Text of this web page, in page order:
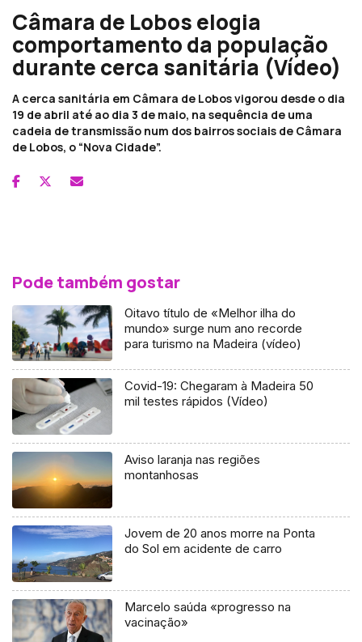
Câmara de Lobos elogia
comportamento da população
durante cerca sanitária (Vídeo)
A cerca sanitária em Câmara de Lobos vigorou desde o dia
19 de abril até ao dia 3 de maio, na sequência de uma
cadeia de transmissão num dos bairros sociais de Câmara
de Lobos, o “Nova Cidade”.
Pode também gostar
Oitavo título de «Melhor ilha do
mundo» surge num ano recorde
para turismo na Madeira (vídeo)
Covid-19: Chegaram à Madeira 50
mil testes rápidos (Vídeo)
Aviso laranja nas regiões
montanhosas
Jovem de 20 anos morre na Ponta
do Sol em acidente de carro
Marcelo saúda «progresso na
vacinação»